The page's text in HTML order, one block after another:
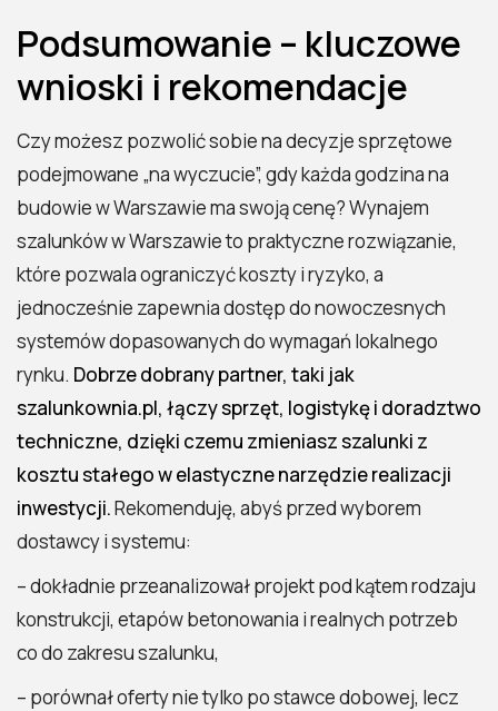
Podsumowanie – kluczowe
wnioski i rekomendacje
Czy możesz pozwolić sobie na decyzje sprzętowe
podejmowane „na wyczucie”, gdy każda godzina na
budowie w Warszawie ma swoją cenę? Wynajem
szalunków w Warszawie to praktyczne rozwiązanie,
które pozwala ograniczyć koszty i ryzyko, a
jednocześnie zapewnia dostęp do nowoczesnych
systemów dopasowanych do wymagań lokalnego
rynku. Dobrze dobrany partner, taki jak
szalunkownia.pl, łączy sprzęt, logistykę i doradztwo
techniczne, dzięki czemu zmieniasz szalunki z
kosztu stałego w elastyczne narzędzie realizacji
inwestycji.Rekomenduję, abyś przed wyborem
dostawcy i systemu:
– dokładnie przeanalizował projekt pod kątem rodzaju
konstrukcji, etapów betonowania i realnych potrzeb
co do zakresu szalunku,
– porównał oferty nie tylko po stawce dobowej, lecz